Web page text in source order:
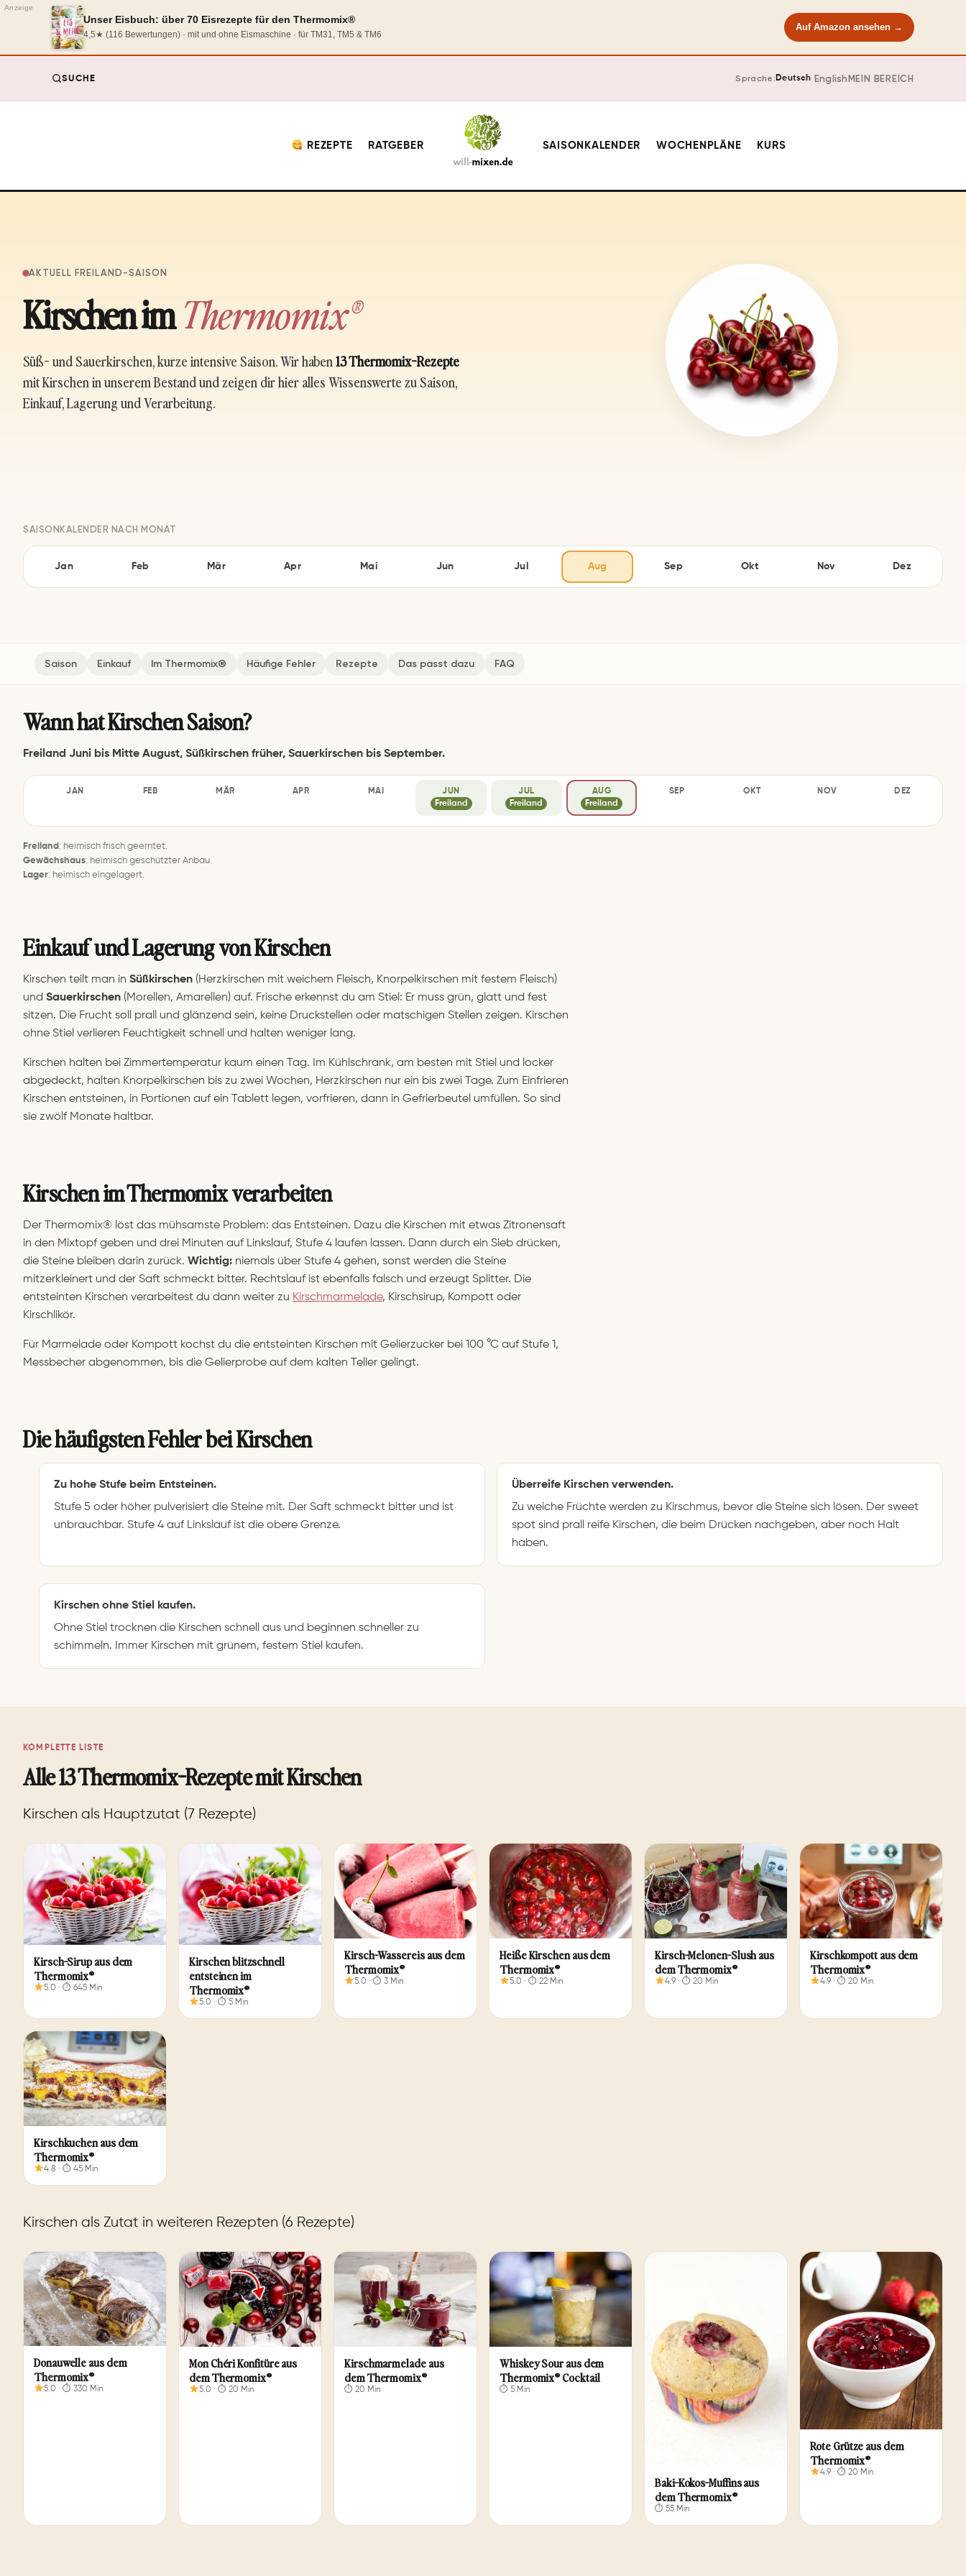
Anzeige
Unser Eisbuch: über 70 Eisrezepte für den Thermomix®
4,5★ (116 Bewertungen) · mit und ohne Eismaschine · für TM31, TM5 & TM6
Auf Amazon ansehen →
SUCHE Sprache:Deutsch· EnglishMEIN BEREICH
REZEPTE RATGEBER SAISONKALENDER WOCHENPLÄNE KURS
AKTUELL FREILAND-SAISON
Kirschen imThermomix®
Süß- und Sauerkirschen, kurze intensive Saison. Wir haben13 Thermomix-Rezepte
mit Kirschen in unserem Bestand und zeigen dir hier alles Wissenswerte zu Saison,
Einkauf, Lagerung und Verarbeitung.
SAISONKALENDER NACH MONAT
Jan Feb Mär Apr Mai Jun Jul Aug Sep Okt Nov Dez
Saison Einkauf Im Thermomix® Häufige Fehler Rezepte Das passt dazu FAQ
Wann hat Kirschen Saison?
Freiland Juni bis Mitte August, Süßkirschen früher, Sauerkirschen bis September.
JAN
FEB
MÄR
APR
MAI
JUN
Freiland
JUL
Freiland
AUG
Freiland
SEP
OKT
NOV
DEZ
Freiland : heimisch frisch geerntet.
Gewächshaus: heimisch geschützter Anbau.
Lager: heimisch eingelagert.
Einkauf und Lagerung von Kirschen
Kirschen teilt man in Süßkirschen (Herzkirschen mit weichem Fleisch, Knorpelkirschen mit festem Fleisch)
und Sauerkirschen (Morellen, Amarellen) auf. Frische erkennst du am Stiel: Er muss grün, glatt und fest
sitzen. Die Frucht soll prall und glänzend sein, keine Druckstellen oder matschigen Stellen zeigen. Kirschen
ohne Stiel verlieren Feuchtigkeit schnell und halten weniger lang.
Kirschen halten bei Zimmertemperatur kaum einen Tag. Im Kühlschrank, am besten mit Stiel und locker
abgedeckt, halten Knorpelkirschen bis zu zwei Wochen, Herzkirschen nur ein bis zwei Tage. Zum Einfrieren
Kirschen entsteinen, in Portionen auf ein Tablett legen, vorfrieren, dann in Gefrierbeutel umfüllen. So sind
sie zwölf Monate haltbar.
Kirschen im Thermomix verarbeiten
Der Thermomix® löst das mühsamste Problem: das Entsteinen. Dazu die Kirschen mit etwas Zitronensaft
in den Mixtopf geben und drei Minuten auf Linkslauf, Stufe 4 laufen lassen. Dann durch ein Sieb drücken,
die Steine bleiben darin zurück. Wichtig: niemals über Stufe 4 gehen, sonst werden die Steine
mitzerkleinert und der Saft schmeckt bitter. Rechtslauf ist ebenfalls falsch und erzeugt Splitter. Die
entsteinten Kirschen verarbeitest du dann weiter zu Kirschmarmelade, Kirschsirup, Kompott oder
Kirschlikör.
Für Marmelade oder Kompott kochst du die entsteinten Kirschen mit Gelierzucker bei 100 °C auf Stufe 1,
Messbecher abgenommen, bis die Gelierprobe auf dem kalten Teller gelingt.
Die häufigsten Fehler bei Kirschen
Zu hohe Stufe beim Entsteinen.
Stufe 5 oder höher pulverisiert die Steine mit. Der Saft schmeckt bitter und ist
unbrauchbar. Stufe 4 auf Linkslauf ist die obere Grenze.
Überreife Kirschen verwenden.
Zu weiche Früchte werden zu Kirschmus, bevor die Steine sich lösen. Der sweet
spot sind prall reife Kirschen, die beim Drücken nachgeben, aber noch Halt
haben.
Kirschen ohne Stiel kaufen.
Ohne Stiel trocknen die Kirschen schnell aus und beginnen schneller zu
schimmeln. Immer Kirschen mit grünem, festem Stiel kaufen.
KOMPLETTE LISTE
Alle 13 Thermomix-Rezepte mit Kirschen
Kirschen als Hauptzutat (7 Rezepte)
Kirsch-Sirup aus dem
Thermomix®
5.0 · ⏱ 645 Min
Kirschen blitzschnell
entsteinen im
Thermomix®
5.0 · ⏱ 5 Min
Kirsch-Wassereis aus dem
Thermomix®
5.0 · ⏱ 3 Min
Heiße Kirschen aus dem
Thermomix®
5.0 · ⏱ 22 Min
Kirsch-Melonen-Slush aus
dem Thermomix®
4.9 · ⏱ 20 Min
Kirschkompott aus dem
Thermomix®
4.9 · ⏱ 20 Min
Kirschkuchen aus dem
Thermomix®
4.8 · ⏱ 45 Min
Kirschen als Zutat in weiteren Rezepten (6 Rezepte)
Donauwelle aus dem
Thermomix®
5.0 · ⏱ 330 Min
Mon Chéri Konfitüre aus
dem Thermomix®
5.0 · ⏱ 20 Min
Kirschmarmelade aus
dem Thermomix®
⏱ 20 Min
Whiskey Sour aus dem
Thermomix® Cocktail
⏱ 5 Min
Baki-Kokos-Muffins aus
dem Thermomix®
⏱ 55 Min
Rote Grütze aus dem
Thermomix®
4.9 · ⏱ 20 Min